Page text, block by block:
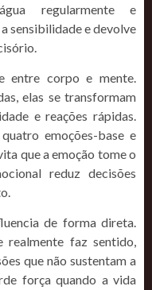
regularmente e
sensibilidade e devolve
entre corpo e mente.
elas se transformam
e reações rápidas.
emoções-base e
que a emoção tome o
reduz decisões
de forma direta.
faz sentido,
que não sustentam a
força quando a vida